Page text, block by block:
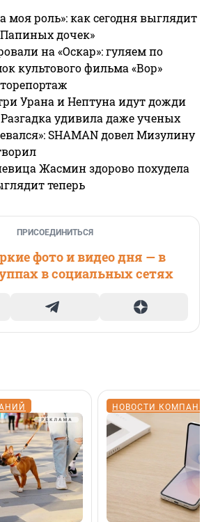
моя роль»: как сегодня выглядит
дочек»
на «Оскар»: гуляем по
культового фильма «Вор»
Урана и Нептуна идут дожди
удивила даже ученых
SHAMAN довел Мизулину
Жасмин здорово похудела
теперь
ПРИСОЕДИНИТЬСЯ
фото и видео дня — в
в социальных сетях
НОВОСТИ